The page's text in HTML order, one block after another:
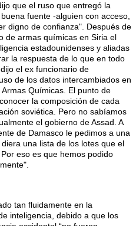
que el ruso que entregó la
fuente -alguien con acceso,
digno de confianza". Después de
de armas químicas en Siria el
estadounidenses y aliadas
la respuesta de lo que en todo
el ex funcionario de
de los datos intercambiados en
Químicas. El punto de
la composición de cada
soviética. Pero no sabíamos
el gobierno de Assad. A
de Damasco le pedimos a una
una lista de los lotes que el
eso es que hemos podido
tan fluidamente en la
inteligencia, debido a que los